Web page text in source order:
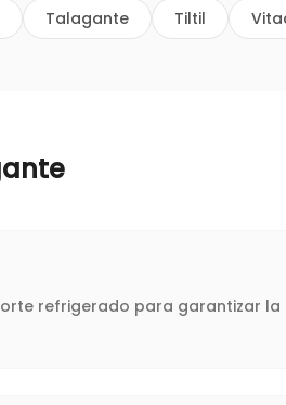
Talagante Tiltil
refrigerado para garantizar